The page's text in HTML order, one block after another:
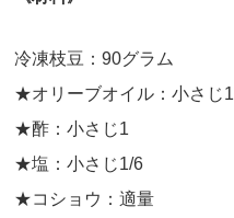
冷凍枝豆：90グラム
★オリーブオイル：小さじ1
★酢：小さじ1
★塩：小さじ1/6
★コショウ：適量